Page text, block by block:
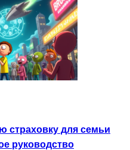
страховку для семьи
руководство